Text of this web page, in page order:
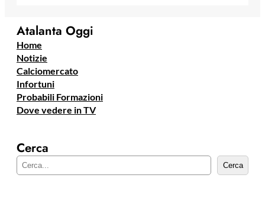
Atalanta Oggi
Home
Notizie
Calciomercato
Infortuni
Probabili Formazioni
Dove vedere in TV
Cerca
e
Cerca